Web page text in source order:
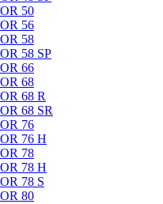
50
56
58
58 SP
66
68
68 R
68 SR
76
76 H
78
78 H
78 S
80